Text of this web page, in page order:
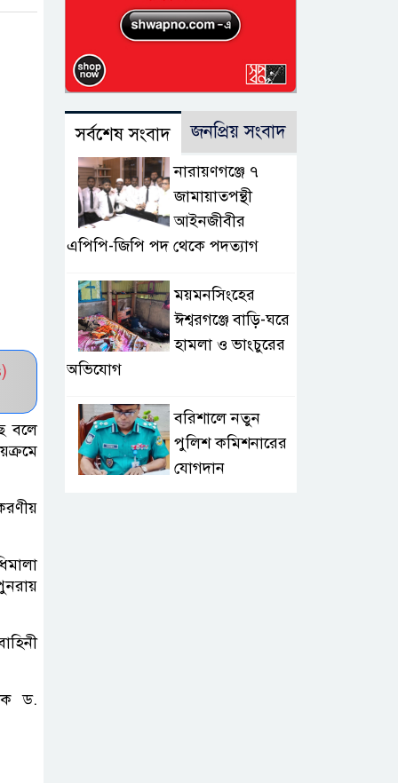
বলে
ড.
সর্বশেষ সংবাদ জনপ্রিয় সংবাদ
নারায়ণগঞ্জে ৭
জামায়াতপন্থী
আইনজীবীর
এপিপি-জিপি পদ থেকে পদত্যাগ
ময়মনসিংহের
ঈশ্বরগঞ্জে বাড়ি-ঘরে
হামলা ও ভাংচুরের
অভিযোগ
বরিশালে নতুন
পুলিশ কমিশনারের
যোগদান